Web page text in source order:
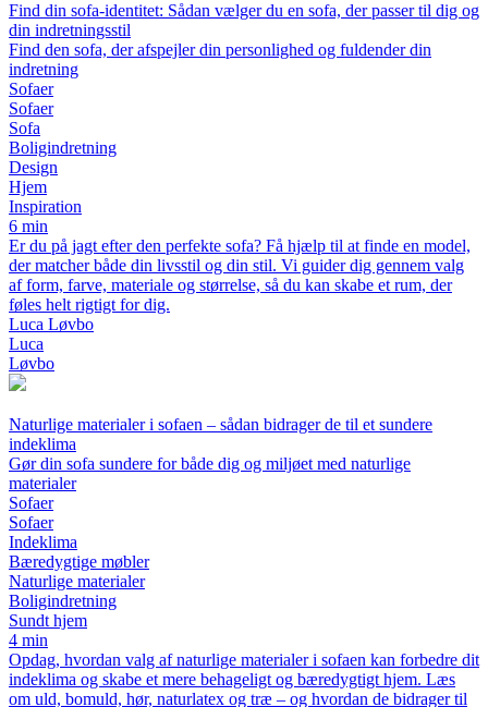
Find din sofa-identitet: Sådan vælger du en sofa, der passer til dig og
din indretningsstil
Find den sofa, der afspejler din personlighed og fuldender din
indretning
Sofaer
Sofaer
Sofa
Boligindretning
Design
Hjem
Inspiration
6 min
Er du på jagt efter den perfekte sofa? Få hjælp til at finde en model,
der matcher både din livsstil og din stil. Vi guider dig gennem valg
af form, farve, materiale og størrelse, så du kan skabe et rum, der
føles helt rigtigt for dig.
Luca Løvbo
Luca
Løvbo
Naturlige materialer i sofaen – sådan bidrager de til et sundere
indeklima
Gør din sofa sundere for både dig og miljøet med naturlige
materialer
Sofaer
Sofaer
Indeklima
Bæredygtige møbler
Naturlige materialer
Boligindretning
Sundt hjem
4 min
Opdag, hvordan valg af naturlige materialer i sofaen kan forbedre dit
indeklima og skabe et mere behageligt og bæredygtigt hjem. Læs
om uld, bomuld, hør, naturlatex og træ – og hvordan de bidrager til